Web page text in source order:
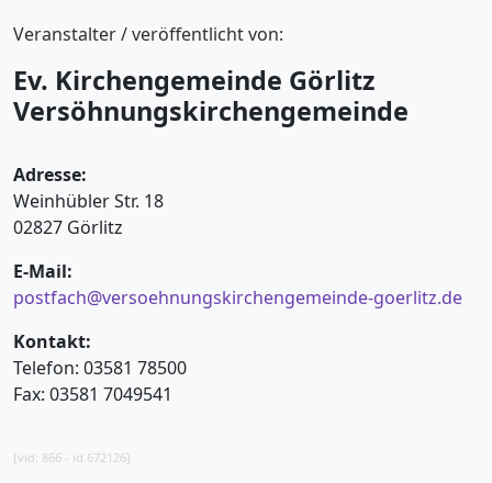
Veranstalter / veröffentlicht von:
Ev. Kirchengemeinde Görlitz
Versöhnungskirchengemeinde
Adresse:
Weinhübler Str. 18
02827 Görlitz
E-Mail:
postfach@versoehnungskirchengemeinde-goerlitz.de
Kontakt:
Telefon: 03581 78500
Fax: 03581 7049541
[vid: 866 - id 672126]